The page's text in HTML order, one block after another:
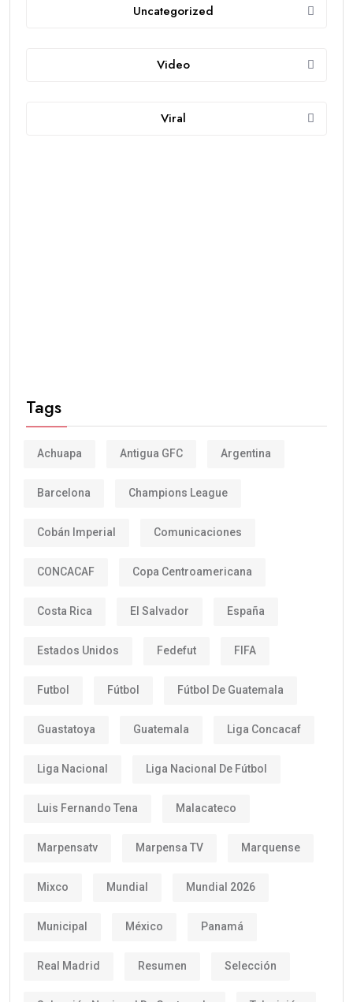
Uncategorized
Video
Viral
Tags
Achuapa Antigua GFC Argentina
Barcelona Champions League
Cobán Imperial Comunicaciones
CONCACAF Copa Centroamericana
Costa Rica El Salvador España
Estados Unidos Fedefut FIFA
Futbol Fútbol Fútbol De Guatemala
Guastatoya Guatemala Liga Concacaf
Liga Nacional Liga Nacional De Fútbol
Luis Fernando Tena Malacateco
Marpensatv Marpensa TV Marquense
Mixco Mundial Mundial 2026
Municipal México Panamá
Real Madrid Resumen Selección